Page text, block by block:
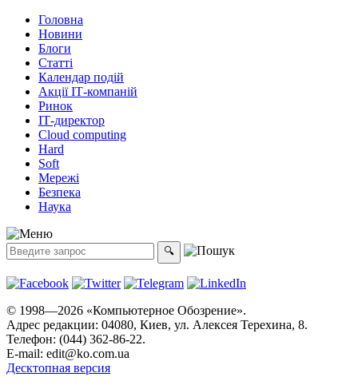
Головна
Новини
Блоги
Статті
Календар подій
Акції ІТ-компаній
Ринок
ІТ-директор
Cloud computing
Hard
Soft
Мережі
Безпека
Наука
© 1998—2026 «Компьютерное Обозрение».
Адрес редакции: 04080, Киев, ул. Алексея Терехина, 8.
Телефон: (044) 362-86-22.
E-mail: edit@ko.com.ua
Десктопная версия